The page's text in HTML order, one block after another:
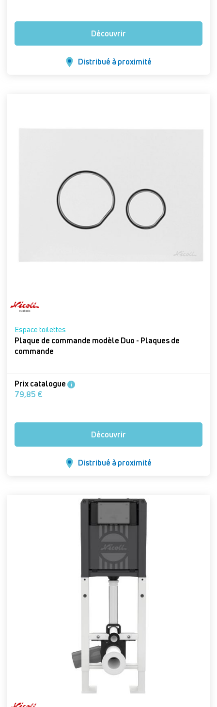
Découvrir
Distribué à proximité
Espace toilettes
Plaque de commande modèle Duo - Plaques de
commande
Prix catalogue i
79,85 €
Découvrir
Distribué à proximité